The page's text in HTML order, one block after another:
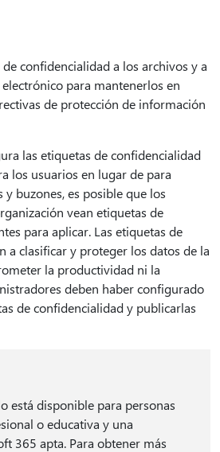
confidencialidad a los archivos y a
para mantenerlos en
de protección de información
las etiquetas de confidencialidad
los usuarios en lugar de para
buzones, es posible que los
vean etiquetas de
para aplicar. Las etiquetas de
a clasificar y proteger los datos de la
la productividad ni la
deben haber configurado
de confidencialidad y publicarlas
está disponible para personas
o educativa y una
365 apta. Para obtener más